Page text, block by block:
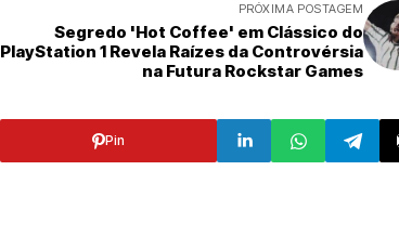
PRÓXIMA POSTAGEM
Segredo 'Hot Coffee' em Clássico do
PlayStation 1 Revela Raízes da Controvérsia
na Futura Rockstar Games
Pin